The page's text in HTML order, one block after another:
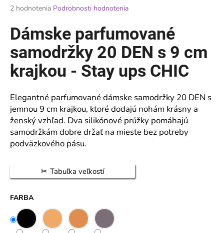
Priemerné
produktu
je
z
5
hviezdičiek.
2 hodnotenia Podrobnosti hodnotenia
Dámske parfumované
samodržky 20 DEN s 9 cm
krajkou - Stay ups CHIC
Elegantné parfumované dámske samodržky 20 DEN s
jemnou 9 cm krajkou, ktoré dodajú nohám krásny a
ženský vzhľad. Dva silikónové prúžky pomáhajú
samodržkám dobre držať na mieste bez potreby
podväzkového pásu.
Tabuľka veľkostí
FARBA
á
j
s
ť
?
HĽADAŤ
p
o
r
ú
č